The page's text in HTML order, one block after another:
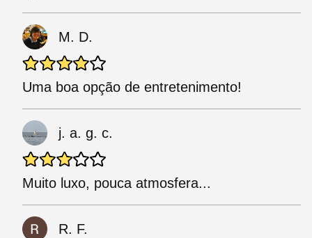
M. D.
Uma boa opção de entretenimento!
j. a. g. c.
Muito luxo, pouca atmosfera...
R. F.